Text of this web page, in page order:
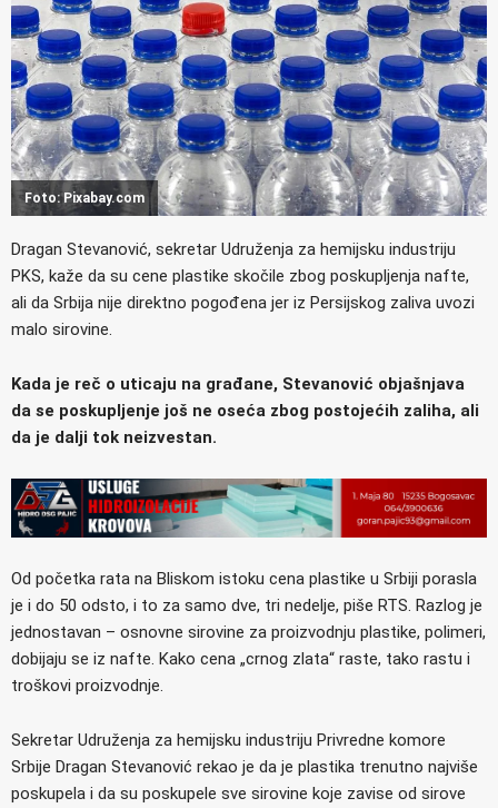
Foto: Pixabay.com
Dragan Stevanović, sekretar Udruženja za hemijsku industriju
PKS, kaže da su cene plastike skočile zbog poskupljenja nafte,
ali da Srbija nije direktno pogođena jer iz Persijskog zaliva uvozi
malo sirovine.
Kada je reč o uticaju na građane, Stevanović objašnjava
da se poskupljenje još ne oseća zbog postojećih zaliha, ali
da je dalji tok neizvestan.
Od početka rata na Bliskom istoku cena plastike u Srbiji porasla
je i do 50 odsto, i to za samo dve, tri nedelje, piše RTS. Razlog je
jednostavan – osnovne sirovine za proizvodnju plastike, polimeri,
dobijaju se iz nafte. Kako cena „crnog zlata“ raste, tako rastu i
troškovi proizvodnje.
Sekretar Udruženja za hemijsku industriju Privredne komore
Srbije Dragan Stevanović rekao je da je plastika trenutno najviše
poskupela i da su poskupele sve sirovine koje zavise od sirove